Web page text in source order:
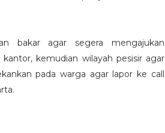
bakar agar segera mengajukan
kemudian wilayah pesisir agar
pada warga agar lapor ke call